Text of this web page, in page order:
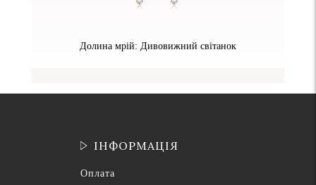
Долина мрій: Дивовижний світанок
ІНФОРМАЦІЯ
Оплата